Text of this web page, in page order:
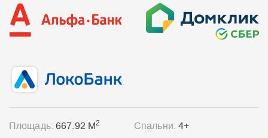
Площадь:667.92 М2 Спальни:4+